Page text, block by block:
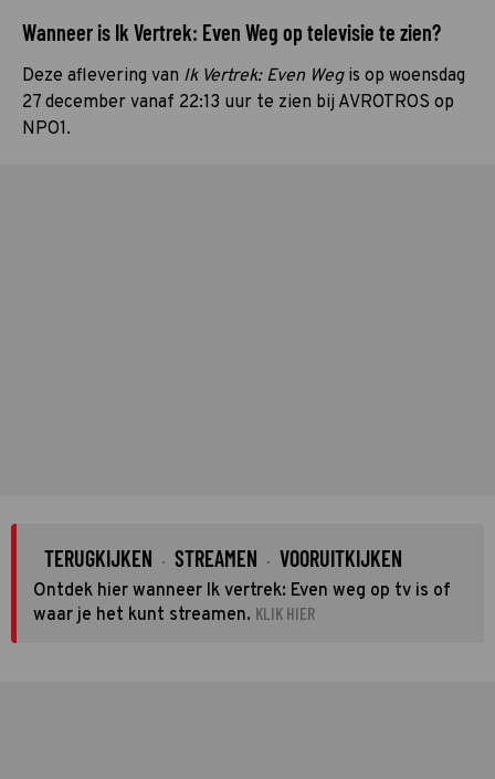
Wanneer is Ik Vertrek: Even Weg op televisie te zien?
Deze aflevering van Ik Vertrek: Even Wegis op woensdag
27 december vanaf 22:13 uur te zien bij AVROTROS op
NPO1.
TERUGKIJKEN · STREAMEN · VOORUITKIJKEN
Ontdek hier wanneer Ik vertrek: Even weg op tv is of
waar je het kunt streamen. KLIK HIER